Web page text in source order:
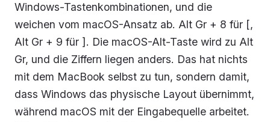
Windows-Tastenkombinationen, und die
weichen vom macOS-Ansatz ab. Alt Gr + 8 für [,
Alt Gr + 9 für ]. Die macOS-Alt-Taste wird zu Alt
Gr, und die Ziffern liegen anders. Das hat nichts
mit dem MacBook selbst zu tun, sondern damit,
dass Windows das physische Layout übernimmt,
während macOS mit der Eingabequelle arbeitet.